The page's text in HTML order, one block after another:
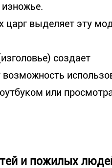
выделяет эту
создает
или
и пожилых